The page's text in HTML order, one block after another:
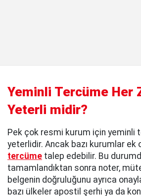
Yeminli Tercüme Her
Yeterli midir?
Pek çok resmi kurum için yeminli
yeterlidir. Ancak bazı kurumlar ek
tercüme talep edebilir. Bu
tamamlandıktan sonra noter,
belgenin doğruluğunu ayrıca
bazı ülkeler apostil şerhi ya da